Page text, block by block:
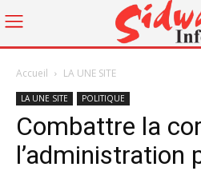
Accueil LA UNE SITE
LA UNE SITE POLITIQUE
Combattre la
l’administration